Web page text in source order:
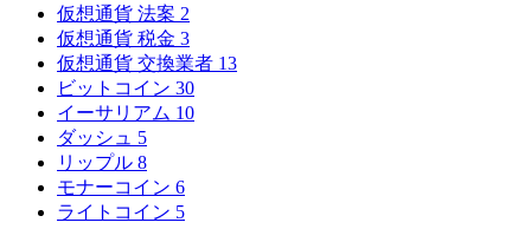
仮想通貨 法案 2
仮想通貨 税金 3
仮想通貨 交換業者 13
ビットコイン 30
イーサリアム 10
ダッシュ 5
リップル 8
モナーコイン 6
ライトコイン 5